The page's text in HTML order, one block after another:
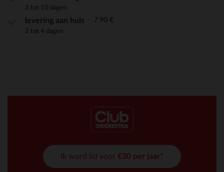
3 tot 10 dagen
levering aan huis 7,90 €
2 tot 4 dagen
Ik word lid voor €30 per jaar*